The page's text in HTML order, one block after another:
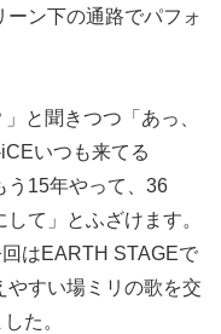
ン下の通路でパフォ
と聞きつつ「あっ、
いつも来てる
う15年やって、36
て」とふざけます。
はEARTH STAGEで
すい場ミリの歌を交
た。